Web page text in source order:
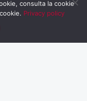
consulta la cookie
Privacy policy